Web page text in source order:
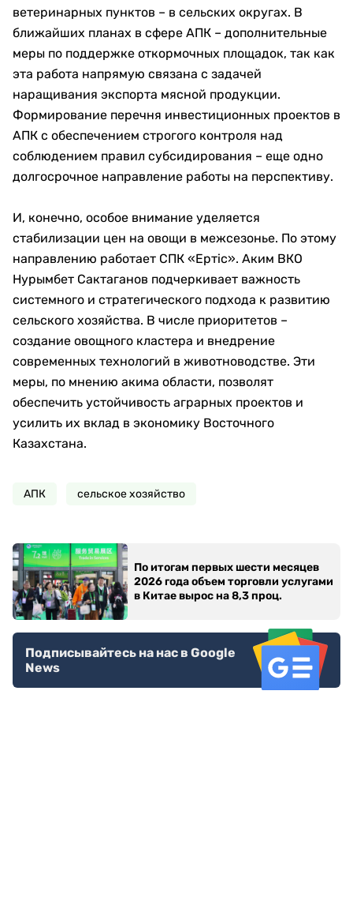
ветеринарных пунктов – в сельских округах. В
ближайших планах в сфере АПК – дополнительные
меры по поддержке откормочных площадок, так как
эта работа напрямую связана с задачей
наращивания экспорта мясной продукции.
Формирование перечня инвестиционных проектов в
АПК с обеспечением строгого контроля над
соблюдением правил субсидирования – еще одно
долгосрочное направление работы на перспективу.
И, конечно, особое внимание уделяется
стабилизации цен на овощи в межсезонье. По этому
направлению работает СПК «Ертic». Аким ВКО
Нурымбет Сактаганов подчеркивает важность
системного и стратегического подхода к развитию
сельского хозяйства. В числе приоритетов –
создание овощного кластера и внедрение
современных технологий в животноводстве. Эти
меры, по мнению акима области, позволят
обеспечить устойчивость аграрных проектов и
усилить их вклад в экономику Восточного
Казахстана.
АПК сельское хозяйство
По итогам первых шести месяцев
2026 года объем торговли услугами
в Китае вырос на 8,3 проц.
Подписывайтесь на нас в Google
News